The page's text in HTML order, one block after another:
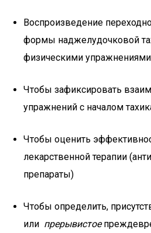
Воспроизведение
формы наджелудочковой
физическими упражнениями
Чтобы зафиксировать
упражнений с началом
Чтобы оценить
лекарственной терапии
препараты)
Чтобы определить,
или прерывистое